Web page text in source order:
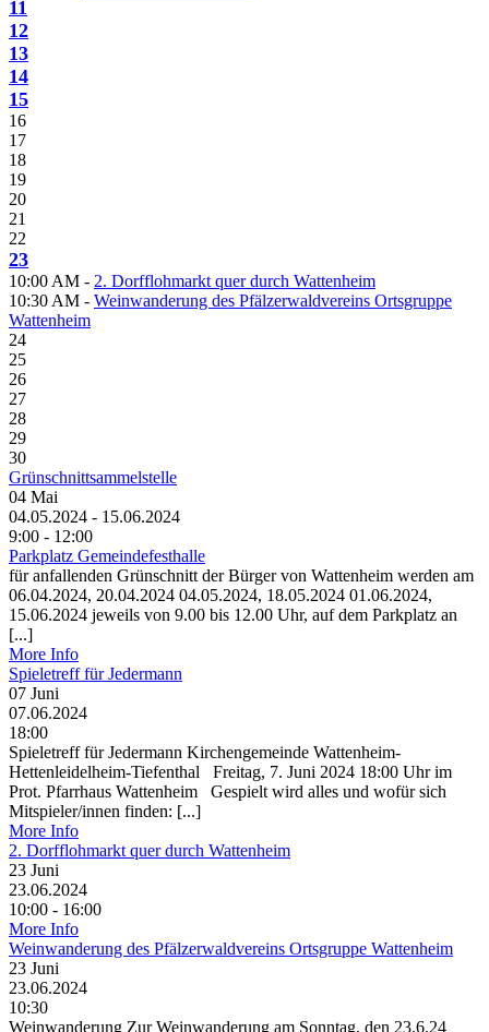
11
12
13
14
15
16
17
18
19
20
21
22
23
10:00 AM - 2. Dorfflohmarkt quer durch Wattenheim
10:30 AM - Weinwanderung des Pfälzerwaldvereins Ortsgruppe
Wattenheim
24
25
26
27
28
29
30
Grünschnittsammelstelle
04 Mai
04.05.2024 - 15.06.2024
9:00 - 12:00
Parkplatz Gemeindefesthalle
für anfallenden Grünschnitt der Bürger von Wattenheim werden am
06.04.2024, 20.04.2024 04.05.2024, 18.05.2024 01.06.2024,
15.06.2024 jeweils von 9.00 bis 12.00 Uhr, auf dem Parkplatz an
[...]
More Info
Spieletreff für Jedermann
07 Juni
07.06.2024
18:00
Spieletreff für Jedermann Kirchengemeinde Wattenheim-
Hettenleidelheim-Tiefenthal Freitag, 7. Juni 2024 18:00 Uhr im
Prot. Pfarrhaus Wattenheim Gespielt wird alles und wofür sich
Mitspieler/innen finden: [...]
More Info
2. Dorfflohmarkt quer durch Wattenheim
23 Juni
23.06.2024
10:00 - 16:00
More Info
Weinwanderung des Pfälzerwaldvereins Ortsgruppe Wattenheim
23 Juni
23.06.2024
10:30
Weinwanderung Zur Weinwanderung am Sonntag, den 23.6.24